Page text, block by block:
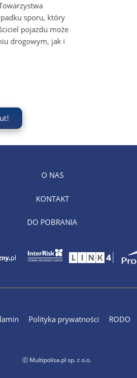
sporu, który
pojazdu może
drogowym, jak i
O NAS
KONTAKT
DO POBRANIA
Polityka prywatności RODO
ⓒ Multipolisa.pl sp. z o.o.